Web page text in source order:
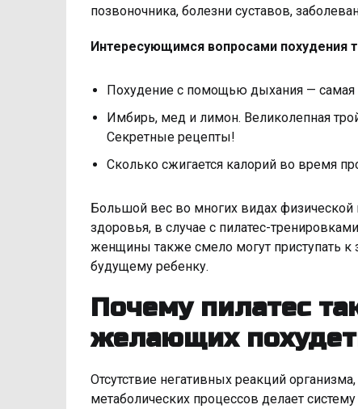
позвоночника, болезни суставов,
Интересующимся вопросами похудения
Похудение с помощью дыхания — самая
Имбирь, мед и лимон. Великолепная
Секретные рецепты!
Сколько сжигается калорий во время
Большой вес во многих видах
здоровья, в случае с пилатес-
женщины также смело могут приступать к
будущему ребенку.
Почему пилатес
желающих
Отсутствие негативных реакций
метаболических процессов делает